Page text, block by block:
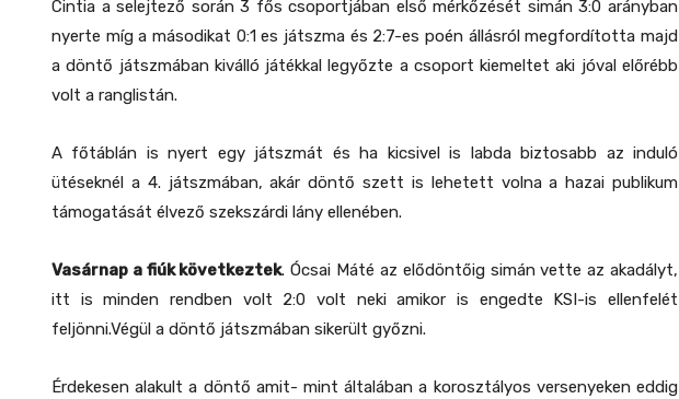
Cintia a selejtező során 3 fős csoportjában első mérkőzését simán 3:0 arányban
nyerte míg a másodikat 0:1 es játszma és 2:7-es poén állásról megfordította majd
a döntő játszmában kiválló játékkal legyőzte a csoport kiemeltet aki jóval előrébb
volt a ranglistán.
A főtáblán is nyert egy játszmát és ha kicsivel is labda biztosabb az induló
ütéseknél a 4. játszmában, akár döntő szett is lehetett volna a hazai publikum
támogatását élvező szekszárdi lány ellenében.
Vasárnap a fiúk következtek. Ócsai Máté az elődöntőig simán vette az akadályt,
itt is minden rendben volt 2:0 volt neki amikor is engedte KSI-is ellenfelét
feljönni.Végül a döntő játszmában sikerült győzni.
Érdekesen alakult a döntő amit- mint általában a korosztályos versenyeken eddig